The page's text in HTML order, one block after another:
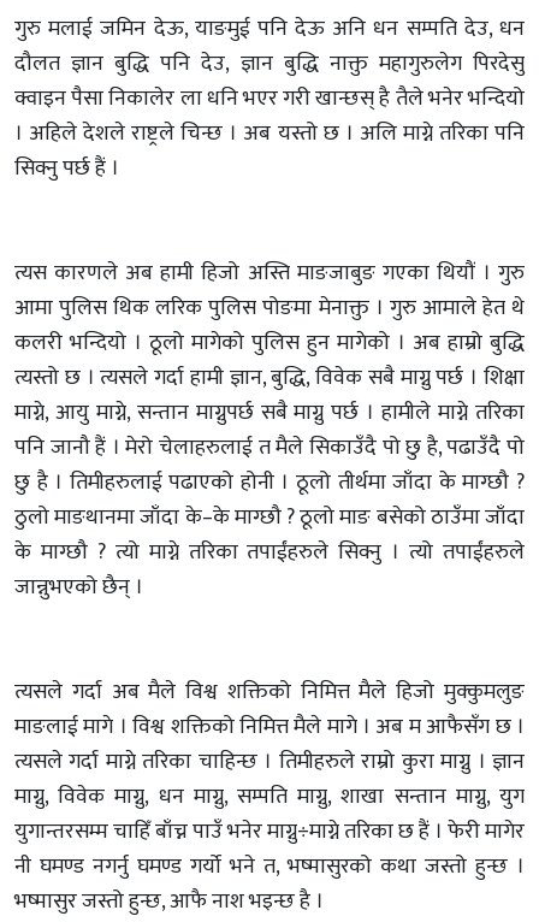
गुरु मलाई जमिन देऊ, याङमुई पनि देऊ अनि धन सम्पति देउ, धन
दौलत ज्ञान बुद्धि पनि देउ, ज्ञान बुद्धि नाक्तु महागुरुलेग पिरदेसु
क्वाइन पैसा निकालेर ला धनि भएर गरी खान्छस् है तैले भनेर भन्दियो
। अहिले देशले राष्ट्रले चिन्छ । अब यस्तो छ । अलि माग्ने तरिका पनि
सिक्नु पर्छ हैं ।
त्यस कारणले अब हामी हिजो अस्ति माङजाबुङ गएका थियौं । गुरु
आमा पुलिस थिक लरिक पुलिस पोङमा मेनाक्तु । गुरु आमाले हेत थे
कलरी भन्दियो । ठूलो मागेको पुलिस हुन मागेको । अब हाम्रो बुद्धि
त्यस्तो छ । त्यसले गर्दा हामी ज्ञान, बुद्धि, विवेक सबै माग्नु पर्छ । शिक्षा
माग्ने, आयु माग्ने, सन्तान माग्नुपर्छ सबै माग्नु पर्छ । हामीले माग्ने तरिका
पनि जानौ हैं । मेरो चेलाहरुलाई त मैले सिकाउँदै पो छु है, पढाउँदै पो
छु है । तिमीहरुलाई पढाएको होनी । ठूलो तीर्थमा जाँदा के माग्छौ ?
ठुलो माङथानमा जाँदा के–के माग्छौ ? ठूलो माङ बसेको ठाउँमा जाँदा
के माग्छौ ? त्यो माग्ने तरिका तपाईंहरुले सिक्नु । त्यो तपाईंहरुले
जान्नुभएको छैन् ।
त्यसले गर्दा अब मैले विश्व शक्तिको निमित्त मैले हिजो मुक्कुमलुङ
माङलाई मागे । विश्व शक्तिको निमित्त मैले मागे । अब म आफैसँग छ ।
त्यसले गर्दा माग्ने तरिका चाहिन्छ । तिमीहरुले राम्रो कुरा माग्नु । ज्ञान
माग्नु, विवेक माग्नु, धन माग्नु, सम्पति माग्नु, शाखा सन्तान माग्नु, युग
युगान्तरसम्म चाहिँ बाँच्न पाउँ भनेर माग्नु÷माग्ने तरिका छ हैं । फेरी मागेर
नी घमण्ड नगर्नु घमण्ड गर्यो भने त, भष्मासुरको कथा जस्तो हुन्छ ।
भष्मासुर जस्तो हुन्छ, आफै नाश भइन्छ है ।